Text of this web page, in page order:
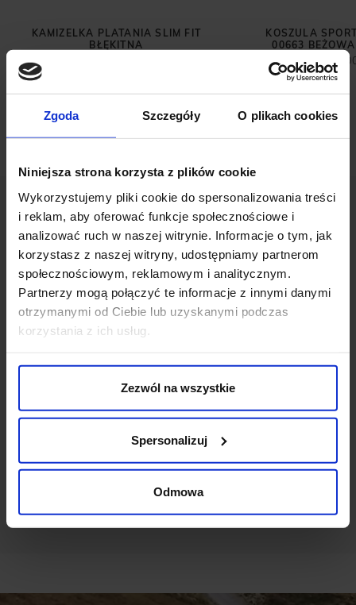
Zgoda Szczegóły O plikach cookies
Niniejsza strona korzysta z plików cookie
Wykorzystujemy pliki cookie do spersonalizowania treści
i reklam, aby oferować funkcje społecznościowe i
analizować ruch w naszej witrynie. Informacje o tym, jak
korzystasz z naszej witryny, udostępniamy partnerom
społecznościowym, reklamowym i analitycznym.
Partnerzy mogą połączyć te informacje z innymi danymi
otrzymanymi od Ciebie lub uzyskanymi podczas
korzystania z ich usług.
Zezwól na wszystkie
Spersonalizuj
Odmowa
KAMIZELKA PLATANIA SLIM FIT
BŁĘKITNA
Najniższa cena z 30 dni przed
KOSZULA
00663
OPINIE O PRODUKCIE: SWETER
MĘSKI GOITO TN GRAFIT
Ten produkt nie ma jeszcze opinii, dodaj opinię, bądź
pierwszy!